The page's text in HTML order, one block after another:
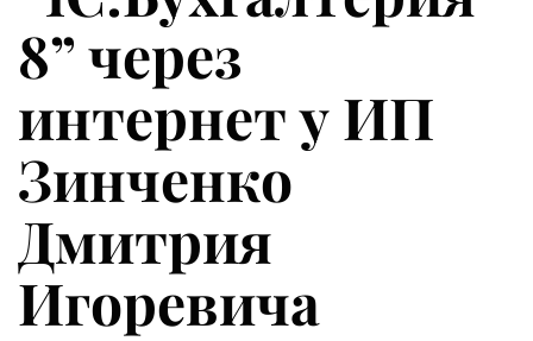
8” через
интернет у ИП
Зинченко
Дмитрия
Игоревича